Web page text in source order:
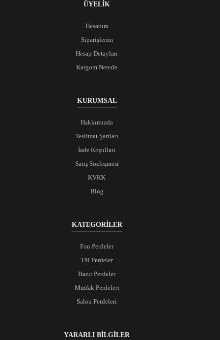
ÜYELİK
Hesabım
Siparişlerim
Hesap Detayları
Kargom Nerede
KURUMSAL
Hakkımızda
Teslimat Şartları
İade Koşulları
Satış Sözleşmesi
KVKK
Blog
KATEGORİLER
Fon Perdeler
Tül Perdeler
Hazır Perdeler
Mutfak Perdeleri
Salon Perdeleri
YARARLI BİLGİLER